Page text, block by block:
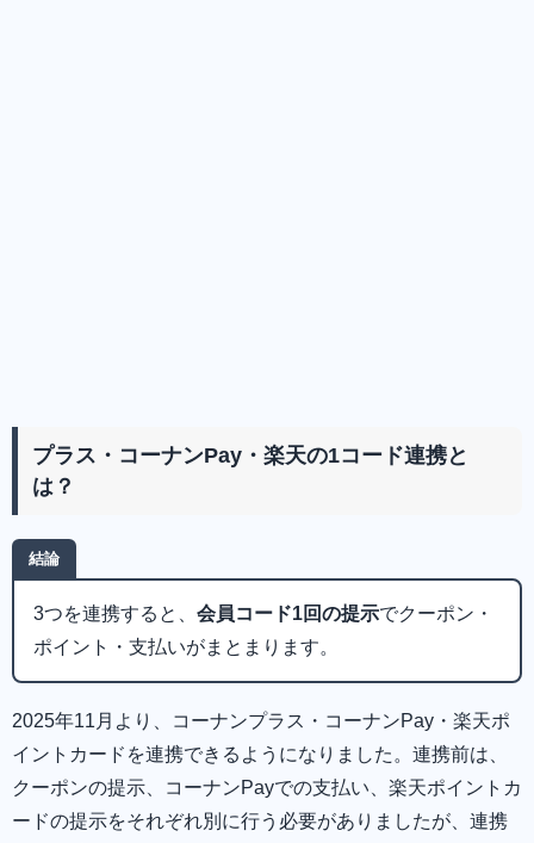
プラス・コーナンPay・楽天の1コード連携と
は？
結論
3つを連携すると、 会員コード1回の提示でクーポン・
ポイント・支払いがまとまります。
2025年11月より、コーナンプラス・コーナンPay・楽天ポ
イントカードを連携できるようになりました。連携前は、
クーポンの提示、コーナンPayでの支払い、楽天ポイントカ
ードの提示をそれぞれ別に行う必要がありましたが、連携